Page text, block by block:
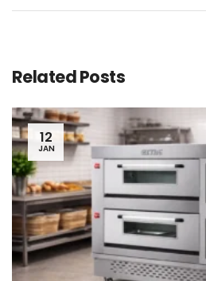
Related Posts
12
JAN